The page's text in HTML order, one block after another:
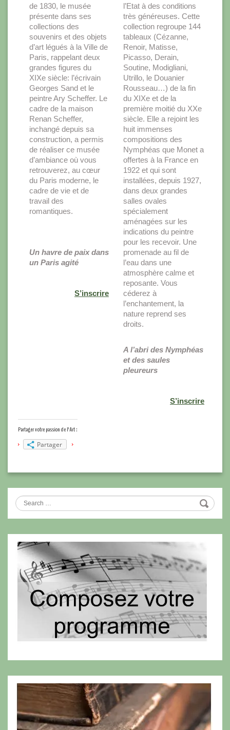
de 1830, le musée
présente dans ses
collections des
souvenirs et des objets
d’art légués à la Ville de
Paris, rappelant deux
grandes figures du
XIXe siècle: l’écrivain
Georges Sand et le
peintre Ary Scheffer. Le
cadre de la maison
Renan Scheffer,
inchangé depuis sa
construction, a permis
de réaliser ce musée
d’ambiance où vous
retrouverez, au cœur
du Paris moderne, le
cadre de vie et de
travail des
romantiques.
Un havre de paix dans
un Paris agité
S’inscrire
l’Etat à des conditions
très généreuses. Cette
collection regroupe 144
tableaux (Cézanne,
Renoir, Matisse,
Picasso, Derain,
Soutine, Modigliani,
Utrillo, le Douanier
Rousseau…) de la fin
du XIXe et de la
première moitié du XXe
siècle. Elle a rejoint les
huit immenses
compositions des
Nymphéas que Monet a
offertes à la France en
1922 et qui sont
installées, depuis 1927,
dans deux grandes
salles ovales
spécialement
aménagées sur les
indications du peintre
pour les recevoir. Une
promenade au fil de
l’eau dans une
atmosphère calme et
reposante. Vous
céderez à
l’enchantement, la
nature reprend ses
droits.
A l’abri des Nymphéas
et des saules
pleureurs
S’inscrire
Partager votre passion de l'Art :
Partager
Search